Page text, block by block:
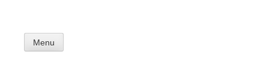
Menu